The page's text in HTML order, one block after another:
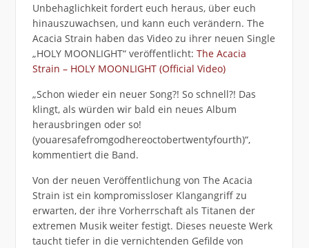
Unbehaglichkeit fordert euch heraus, über euch
hinauszuwachsen, und kann euch verändern. The
Acacia Strain haben das Video zu ihrer neuen Single
„HOLY MOONLIGHT“ veröffentlicht: The Acacia
Strain – HOLY MOONLIGHT (Official Video)
„Schon wieder ein neuer Song?! So schnell?! Das
klingt, als würden wir bald ein neues Album
herausbringen oder so!
(youaresafefromgodhereoctobertwentyfourth)“,
kommentiert die Band.
Von der neuen Veröffentlichung von The Acacia
Strain ist ein kompromissloser Klangangriff zu
erwarten, der ihre Vorherrschaft als Titanen der
extremen Musik weiter festigt. Dieses neueste Werk
taucht tiefer in die vernichtenden Gefilde von